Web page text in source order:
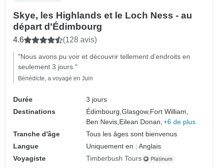
Skye, les Highlands et le Loch Ness - au
départ d'Édimbourg
4.6 (128 avis)
"Nous avons pu voir et découvrir tellement d'endroits en
seulement 3 jours."
Bénédicte, a voyagé en Juin
Durée
3 jours
Destinations
Édimbourg,Glasgow,Fort William,
Ben Nevis,Eilean Donan, +6 de plus
Tranche d'âge
Tous les âges sont bienvenus
Langue
Uniquement en : Anglais
Voyagiste
Timberbush Tours